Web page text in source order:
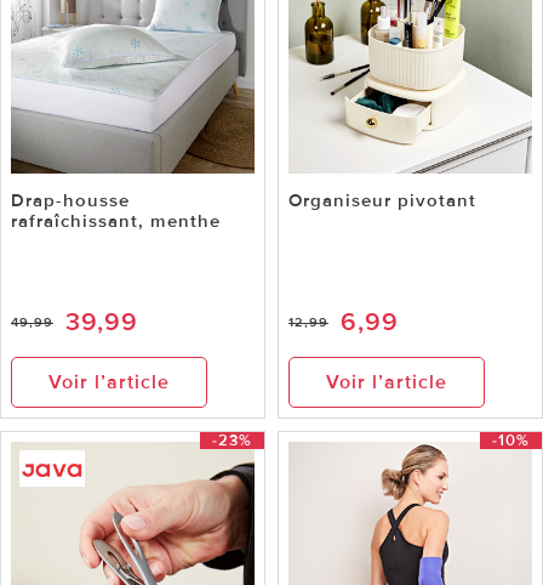
Drap-housse
rafraîchissant, menthe
49,99 39,99
Voir l’article
Organiseur pivotant
12,99 6,99
Voir l’article
-23% -10%